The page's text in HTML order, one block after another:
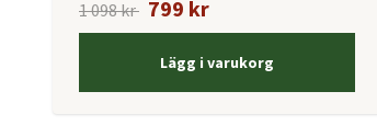
1 098 kr 799 kr
Lägg i varukorg